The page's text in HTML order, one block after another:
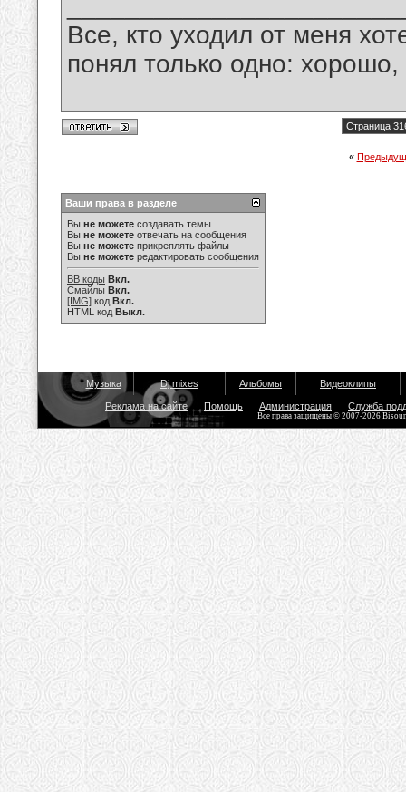
Все, кто уходил от меня
понял только одно:
Страница
«
Ваши права в разделе
Вы не можете создавать темы
Вы не можете отвечать на сообщения
Вы не можете прикреплять файлы
Вы не можете редактировать сообщения
BB коды Вкл.
Смайлы Вкл.
[IMG] код Вкл.
HTML код Выкл.
Музыка Dj mixes Альбомы Видеоклипы
Реклама на сайте Помощь Администрация Служба
Все права защищены © 2007-2026